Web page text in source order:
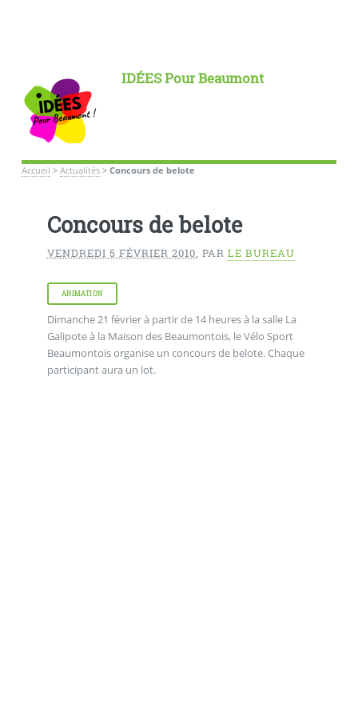
IDÉES Pour Beaumont
Accueil > Actualités> Concours de belote
Concours de belote
VENDREDI 5 FÉVRIER 2010, PAR LE BUREAU
ANIMATION
Dimanche 21 février à partir de 14 heures à la salle La
Galipote à la Maison des Beaumontois, le Vélo Sport
Beaumontois organise un concours de belote. Chaque
participant aura un lot.